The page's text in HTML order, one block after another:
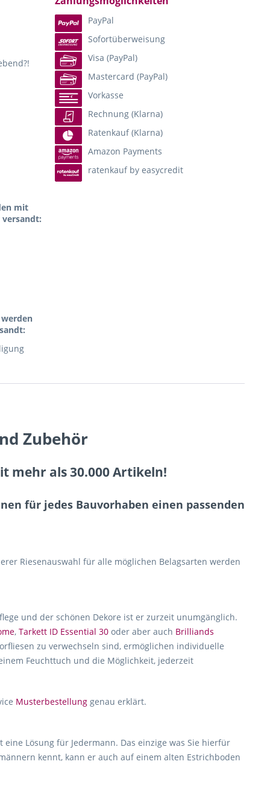
mit
PayPal
Sofortüberweisung
Visa (PayPal)
Mastercard (PayPal)
Vorkasse
Rechnung (Klarna)
Ratenkauf (Klarna)
Amazon Payments
ratenkauf by easycredit
Zubehör
mehr als 30.000 Artikeln!
für jedes Bauvorhaben einen passenden
Riesenauswahl für alle möglichen Belagsarten werden
und der schönen Dekore ist er zurzeit unumgänglich.
, Tarkett ID Essential 30 oder aber auch Brilliands
zu verwechseln sind, ermöglichen individuelle
Feuchttuch und die Möglichkeit, jederzeit
Musterbestellung genau erklärt.
Lösung für Jedermann. Das einzige was Sie hierfür
kennt, kann er auch auf einem alten Estrichboden